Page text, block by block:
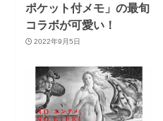
ポケット付メモ」の最旬
コラボが可愛い！
2022年9月5日